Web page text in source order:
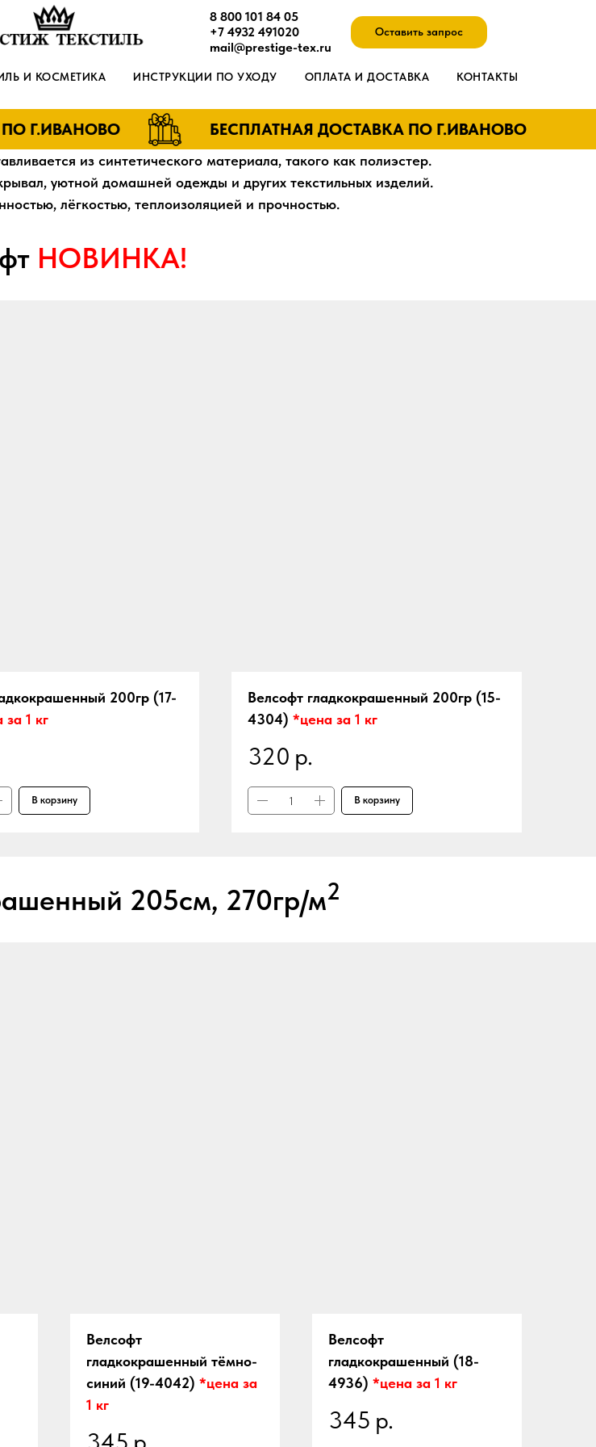
8 800 101 84 05
+7 4932 491020
mail@prestige-tex.ru
Оставить запрос
И КОСМЕТИКА ИНСТРУКЦИИ ПО УХОДУ ОПЛАТА И ДОСТАВКА КОНТАКТЫ
Г.ИВАНОВО БЕСПЛАТНАЯ ДОСТАВКА ПО Г.ИВАНОВО
из синтетического материала, такого как полиэстер.
уютной домашней одежды и других текстильных изделий.
лёгкостью, теплоизоляцией и прочностью.
НОВИНКА!
200гр (17-
1 кг
В корзину
Велсофт гладкокрашенный 200гр (15-
4304) *цена за 1 кг
320 р.
В корзину
205см, 270гр/м2
Велсофт
гладкокрашенный тёмно-
синий (19-4042) *цена за
1 кг
Велсофт
гладкокрашенный (18-
4936) *цена за 1 кг
345 р.